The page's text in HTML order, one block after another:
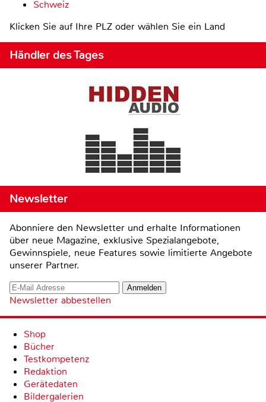
Schweiz
Klicken Sie auf Ihre PLZ oder wählen Sie ein Land
Händler des Tages
Newsletter
Abonniere den Newsletter und erhalte Informationen
über neue Magazine, exklusive Spezialangebote,
Gewinnspiele, neue Features sowie limitierte Angebote
unserer Partner.
Newsletter abbestellen
Shop
Bücher
Testkompetenz
Redaktion
Gerätedaten
Bildergalerien